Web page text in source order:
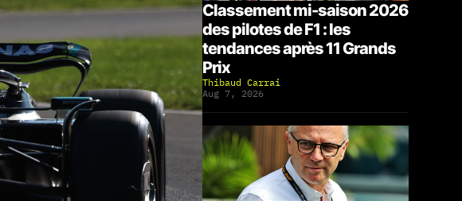
Classement mi-saison 2026
des pilotes de F1 : les
tendances après 11 Grands
Prix
Thibaud Carrai
Aug 7, 2026